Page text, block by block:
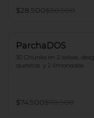
$28.900$30.900
ParchaDOS
30 Chunks en 2 salsas,
quesitos  y 2 limonadas
$74.900$78.900